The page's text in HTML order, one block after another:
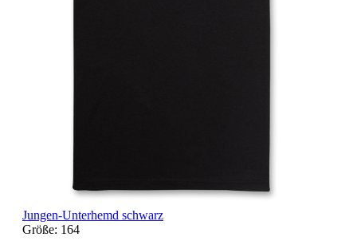
Jungen-Unterhemd schwarz
Größe: 164